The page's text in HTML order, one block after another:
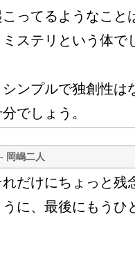
ってるようなこと
ミステリという体
ンプルで独創性
でしょう。
- 岡嶋二人
だけにちょっと残
に、最後にもうひ